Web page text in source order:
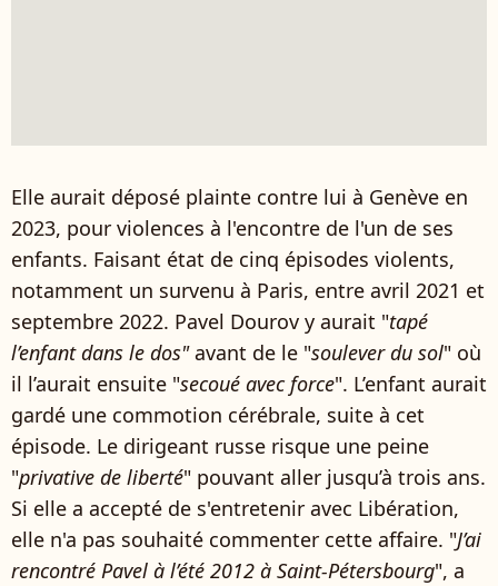
Elle aurait déposé plainte contre lui à Genève en
2023, pour violences à l'encontre de l'un de ses
enfants. Faisant état de cinq épisodes violents,
notamment un survenu à Paris, entre avril 2021 et
septembre 2022. Pavel Dourov y aurait "tapé
l’enfant dans le dos"avant de le "soulever du sol" où
il l’aurait ensuite "secoué avec force". L’enfant aurait
gardé une commotion cérébrale, suite à cet
épisode. Le dirigeant russe risque une peine
"privative de liberté" pouvant aller jusqu’à trois ans.
Si elle a accepté de s'entretenir avec Libération,
elle n'a pas souhaité commenter cette affaire. "J’ai
rencontré Pavel à l’été 2012 à Saint-Pétersbourg", a